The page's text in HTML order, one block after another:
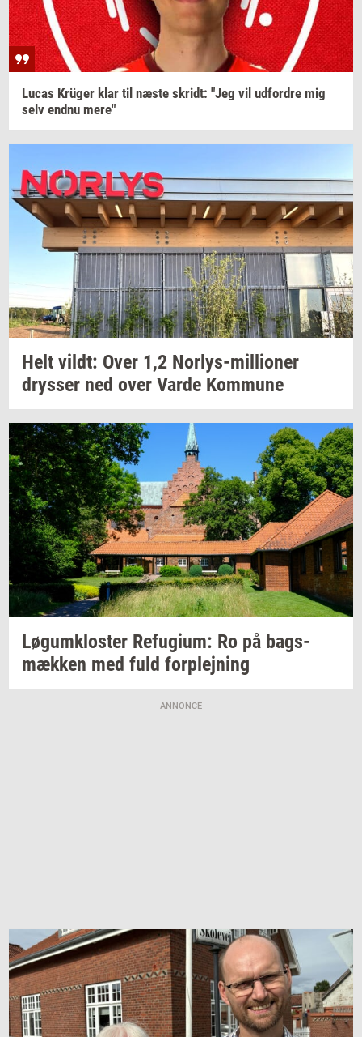
Lucas Krüger klar til næste skridt: "Jeg vil ud­for­dre mig
selv endnu mere"
Helt vildt: Over 1,2 Norlys-​millioner
drys­ser ned over Varde Kom­mu­ne
Løgum­klo­ster Re­fu­gi­um: Ro på bags­
mæk­ken med fuld for­plej­ning
ANNONCE